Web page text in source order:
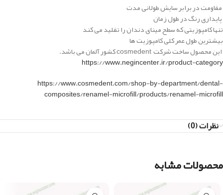
مقاومت در برابر سایش طولانی مدت
پایداری رنگ در طول زمان
تنها کامپوزیتی که سطح مینای دندان را تقلید می کند
بیشترین طول عمر کلی کامپوزیت ها
این محصول ساخت شرکت cosmedent کشور آلمان می باشد.
https://www.negincenter.ir/product-category
https://www.cosmedent.com/shop-by-department/dental-
composites/renamel-microfill/products/renamel-microfill
نظرات (0)
محصولات مشابه